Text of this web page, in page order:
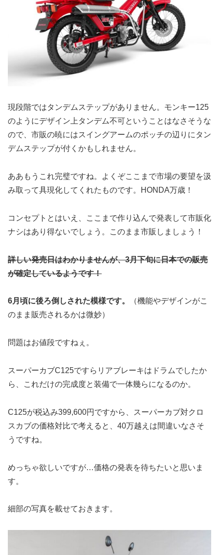
現段階ではタンデムステップがありません。モンキー125
のようにデザイン上タンデム不可ということはなさそうな
ので、市販の暁にはスイングアームのポッチの辺りにタン
デムステップが付くかもしれません。
ああもうこれ完璧ですね。よくぞここまで市場の要望を汲
み取って具現化してくれたものです。HONDA万歳！
コンセプトとはいえ、ここまで作り込んで発表して市販化
ナシはあり得ないでしょう。このまま市販しましょう！
詳しい発売日はわかりませんが、3月下旬に日本での販売
が確定しているようです！
6月頃に後ろ倒しされた模様です。
（機能やデザインがこ
のまま販売されるかは微妙）
問題はお値段ですねぇ。
スーパーカブC125ですらリアブレーキはドラムでしたか
ら、これだけの完成度と装備で一体幾らになるのか。
C125が税込み399,600円ですから、スーパーカブ対クロ
スカブの価格対比で考えると、40万越えは間違いなさそ
うですね。
めっちゃ欲しいですが…価格の発表を待ちたいと思いま
す。
細部の写真を載せておきます。